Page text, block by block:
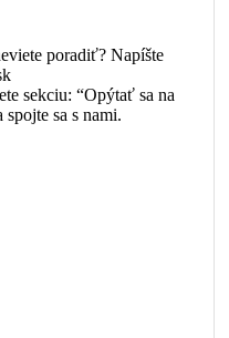
poradiť? Napíšte
sekciu: “Opýtať sa na
sa s nami.